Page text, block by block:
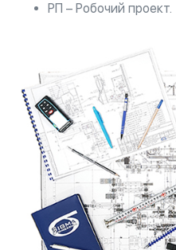
РП – Робочий проект.